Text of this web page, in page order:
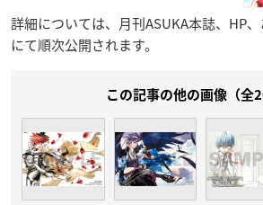
詳細については、月刊ASUKA本誌、HP
にて順次公開されます。
この記事の他の画像（全